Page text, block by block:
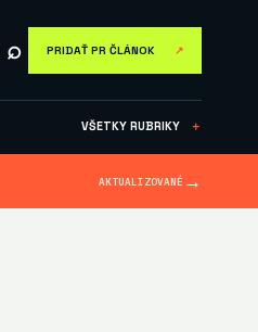
⌕ PRIDAŤ PR ČLÁNOK ↗
VŠETKY RUBRIKY ＋
AKTUALIZOVANÉ →